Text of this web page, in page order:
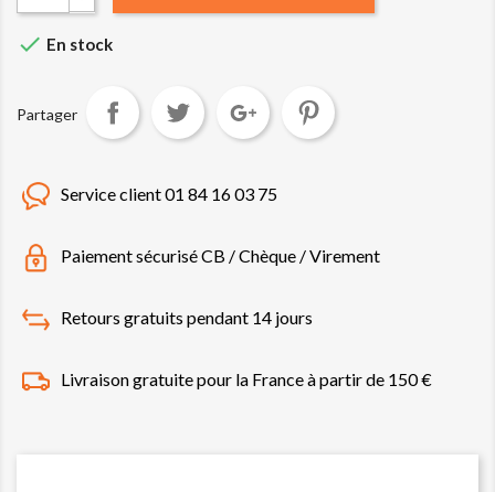
 En stock
Partager
Service client 01 84 16 03 75
Paiement sécurisé CB / Chèque / Virement
Retours gratuits pendant 14 jours
Livraison gratuite pour la France à partir de 150 €